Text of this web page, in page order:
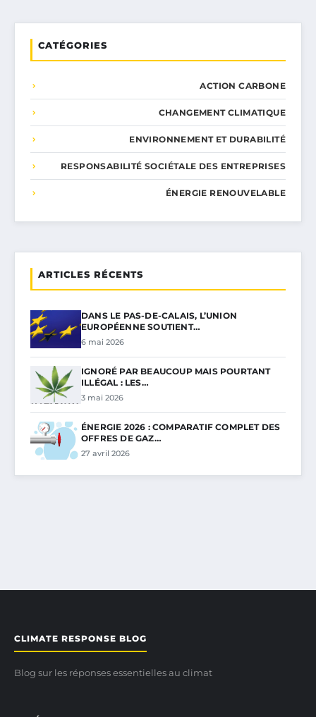
CATÉGORIES
ACTION CARBONE
CHANGEMENT CLIMATIQUE
ENVIRONNEMENT ET DURABILITÉ
RESPONSABILITÉ SOCIÉTALE DES ENTREPRISES
ÉNERGIE RENOUVELABLE
ARTICLES RÉCENTS
DANS LE PAS-DE-CALAIS, L’UNION
EUROPÉENNE SOUTIENT…
6 mai 2026
IGNORÉ PAR BEAUCOUP MAIS POURTANT
ILLÉGAL : LES…
3 mai 2026
ÉNERGIE 2026 : COMPARATIF COMPLET DES
OFFRES DE GAZ…
27 avril 2026
CLIMATE RESPONSE BLOG
Blog sur les réponses essentielles au climat